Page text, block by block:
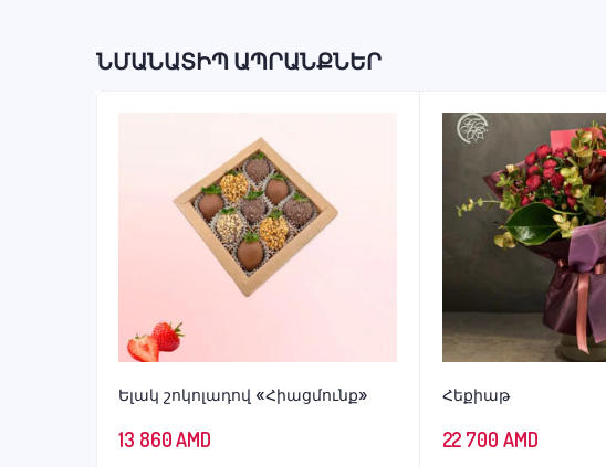
ՆՄԱՆԱՏԻՊ ԱՊՐԱՆՔՆԵՐ
Ելակ շոկոլադով «Հիացմունք»
13 860AMD
Հեքիաթ
22 700 AMD